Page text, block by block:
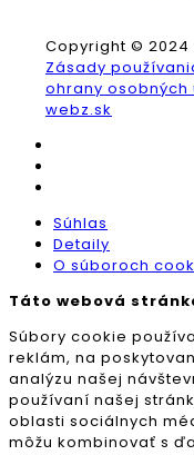
Copyright © 2024
Zásady
ohrany osobných
webz.sk
Súhlas
Detaily
O súboroch
Táto webová
Súbory cookie
reklám, na
analýzu našej
používaní našej
oblasti sociálnych
môžu kombinovať s